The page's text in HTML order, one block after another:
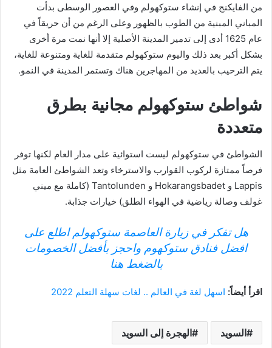
من الفايكنج في إنشاء ستوكهولم وفي العصور الوسطى بدأت
المباني المبنية من الطوب بالظهور وعلى الرغم من أن حريقاً في
عام 1625 أدى إلى تدمير المدينة الأصلية إلا أنها نمت مرة أخرى
بشكل أكبر بعد ذلك واليوم ستوكهولم متقدمة للغاية ومتنوعة للغاية،
يتم الترحيب بالعديد من المهاجرين هناك وتستمر المدينة في النمو.
شواطئ ستوكهولم مجانية بطرق
متعددة
الشواطئ في ستوكهولم ليست استوائية على مدار العام لكنها توفر
فرصاً ممتازة لركوب القوارب والاسترخاء وتعد الشواطئ العامة مثل
Lappis و Hokarangsbadet و Tantolunden (كاملة مع ميني
غولف وصالة رياضية في الهواء الطلق) خيارات جذابة.
هل تفكر في زيارة العاصمة ستوكهولم اطلع على
افضل فنادق ستوكهوم واحجز بأفضل الخصومات
بالضغط هنا
اقرأ أيضاً: اسهل لغة في العالم .. لغات سهلة التعلم 2022
السويد الهجرة إلى السويد